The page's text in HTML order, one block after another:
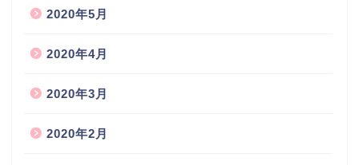
2020年5月
2020年4月
2020年3月
2020年2月